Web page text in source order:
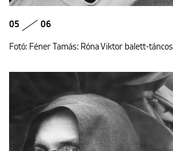
05 06
Fotó: Féner Tamás: Róna Viktor balett-táncos